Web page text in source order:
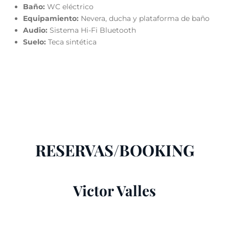
Baño: WC eléctrico
Equipamiento: Nevera, ducha y plataforma de baño
Audio: Sistema Hi-Fi Bluetooth
Suelo: Teca sintética
RESERVAS/BOOKING
Victor Valles